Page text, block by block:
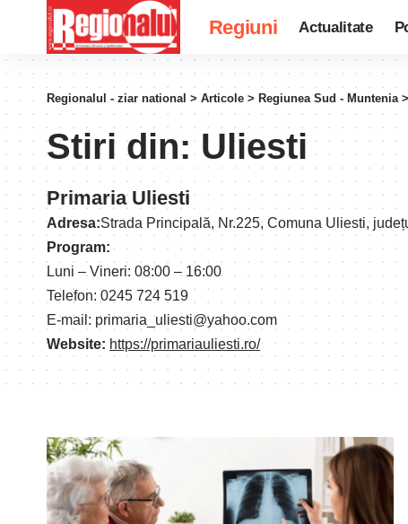
Regiuni Actualitate
Regionalul - ziar national > Articole > Regiunea Sud - Muntenia
Stiri din:Uliesti
Primaria Uliesti
Adresa:Strada Principală, Nr.225, Comuna Uliesti,
Program:
Luni – Vineri: 08:00 – 16:00
Telefon: 0245 724 519
E-mail: primaria_uliesti@yahoo.com
Website: https://primariauliesti.ro/